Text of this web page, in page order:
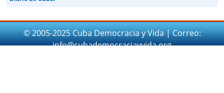
© 2005-2025 Cuba Democracia y Vida | Correo:
info@cubademocraciayvida.org